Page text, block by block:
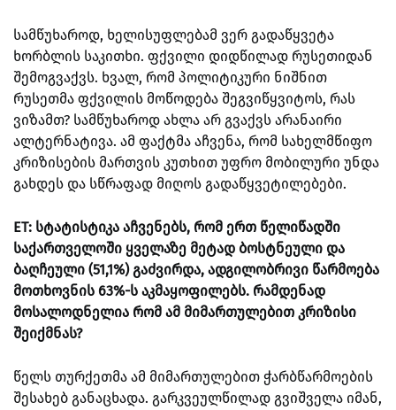
სამწუხაროდ, ხელისუფლებამ ვერ გადაწყვეტა
ხორბლის საკითხი. ფქვილი დიდწილად რუსეთიდან
შემოგვაქვს. ხვალ, რომ პოლიტიკური ნიშნით
რუსეთმა ფქვილის მოწოდება შეგვიწყვიტოს, რას
ვიზამთ? სამწუხაროდ ახლა არ გვაქვს არანაირი
ალტერნატივა. ამ ფაქტმა აჩვენა, რომ სახელმწიფო
კრიზისების მართვის კუთხით უფრო მობილური უნდა
გახდეს და სწრაფად მიღოს გადაწყვეტილებები.
ET: სტატისტიკა აჩვენებს, რომ ერთ წელიწადში
საქართველოში ყველაზე მეტად ბოსტნეული და
ბაღჩეული (51,1%) გაძვირდა, ადგილობრივი წარმოება
მოთხოვნის 63%-ს აკმაყოფილებს. რამდენად
მოსალოდნელია რომ ამ მიმართულებით კრიზისი
შეიქმნას?
წელს თურქეთმა ამ მიმართულებით ჭარბწარმოების
შესახებ განაცხადა. გარკვეულწილად გვიშველა იმან,